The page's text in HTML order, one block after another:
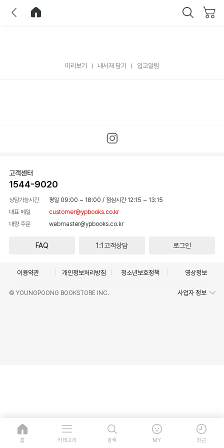
미리보기 내서재 담기 입고알림
고객센터
1544-9020
상담가능시간 평일 09:00 ~ 18:00 / 점심시간 12:15 ~ 13:15
대표 메일
customer@ypbooks.co.kr
대량 주문
webmaster@ypbooks.co.kr
FAQ 1:1고객상담 로그인
이용약관 개인정보처리방침 청소년보호정책 영상정보
© YOUNGPOONG BOOKSTORE INC. 사업자 정보
홈 카테고리 검색 MY 최근